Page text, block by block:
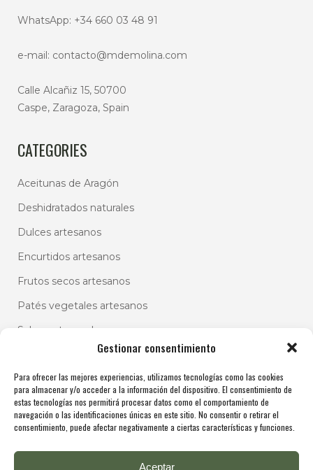
Gestionar consentimiento
Para ofrecer las mejores experiencias, utilizamos tecnologías como las cookies
para almacenar y/o acceder a la información del dispositivo. El consentimiento de
estas tecnologías nos permitirá procesar datos como el comportamiento de
navegación o las identificaciones únicas en este sitio. No consentir o retirar el
consentimiento, puede afectar negativamente a ciertas características y funciones.
Aceptar
WhatsApp: +34 660 03 48 91
e-mail: contacto@mdemolina.com
Calle Alcañiz 15, 50700
Caspe, Zaragoza, Spain
CATEGORIES
Aceitunas de Aragón
Deshidratados naturales
Dulces artesanos
Encurtidos artesanos
Frutos secos artesanos
Patés vegetales artesanos
Salsas artesanales